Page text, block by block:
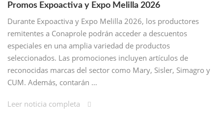
Promos Expoactiva y Expo Melilla 2026
Durante Expoactiva y Expo Melilla 2026, los productores
remitentes a Conaprole podrán acceder a descuentos
especiales en una amplia variedad de productos
seleccionados. Las promociones incluyen artículos de
reconocidas marcas del sector como Mary, Sisler, Simagro y
CUM. Además, contarán …
Leer noticia completa